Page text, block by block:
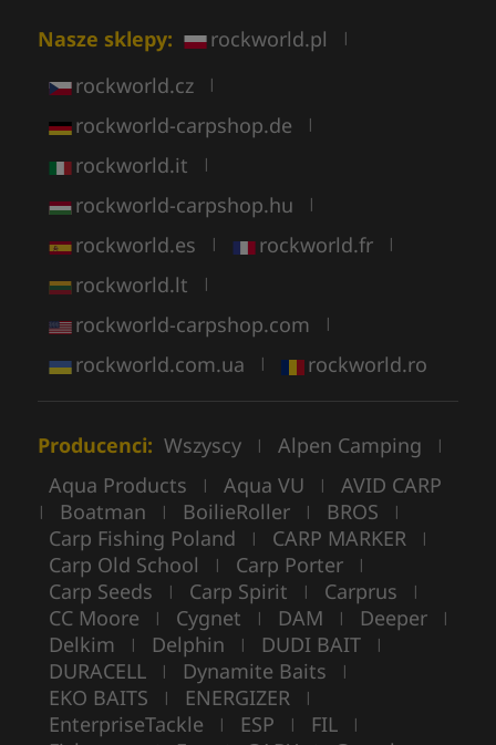
Nasze sklepy: rockworld.pl |
rockworld.cz |
rockworld-carpshop.de |
rockworld.it |
rockworld-carpshop.hu |
rockworld.es | rockworld.fr |
rockworld.lt |
rockworld-carpshop.com |
rockworld.com.ua | rockworld.ro
Producenci: Wszyscy | Alpen Camping |
Aqua Products | Aqua VU | AVID CARP
| Boatman | BoilieRoller | BROS |
Carp Fishing Poland | CARP MARKER |
Carp Old School | Carp Porter |
Carp Seeds | Carp Spirit | Carprus |
CC Moore | Cygnet | DAM | Deeper |
Delkim | Delphin | DUDI BAIT |
DURACELL | Dynamite Baits |
EKO BAITS | ENERGIZER |
EnterpriseTackle | ESP | FIL |